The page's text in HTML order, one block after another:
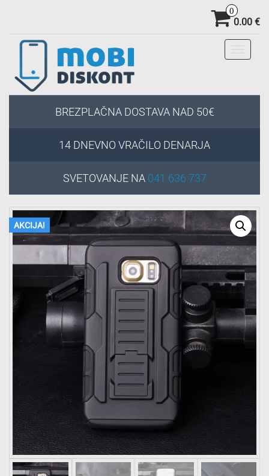
0
0.00 €
BREZPLAČNA DOSTAVA NAD 50€
14 DNEVNO VRAČILO DENARJA
SVETOVANJE NA 041 636 737
AKCIJA!